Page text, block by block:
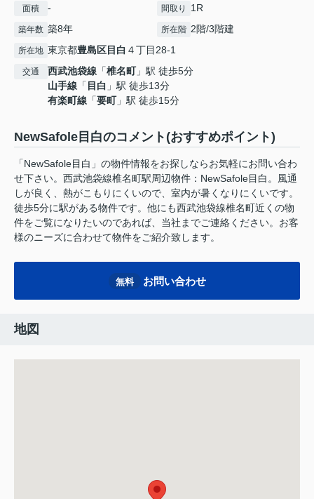
面積 - 間取り 1R
築年数 築8年 所在階 2階/3階建
所在地 東京都豊島区目白 ４丁目28-1
交通 西武池袋線 「椎名町」駅 徒歩5分
山手線 「 目白 」駅 徒歩13分
有楽町線 「要町」駅 徒歩15分
NewSafole目白のコメント(おすすめポイント)
「NewSafole目白」の物件情報をお探しならお気軽にお問い合わ
せ下さい。西武池袋線椎名町駅周辺物件：NewSafole目白。風通
しが良く、熱がこもりにくいので、室内が暑くなりにくいです。
徒歩5分に駅がある物件です。他にも西武池袋線椎名町近くの物
件をご覧になりたいのであれば、当社までご連絡ください。お客
様のニーズに合わせて物件をご紹介致します。
無料 お問い合わせ
地図